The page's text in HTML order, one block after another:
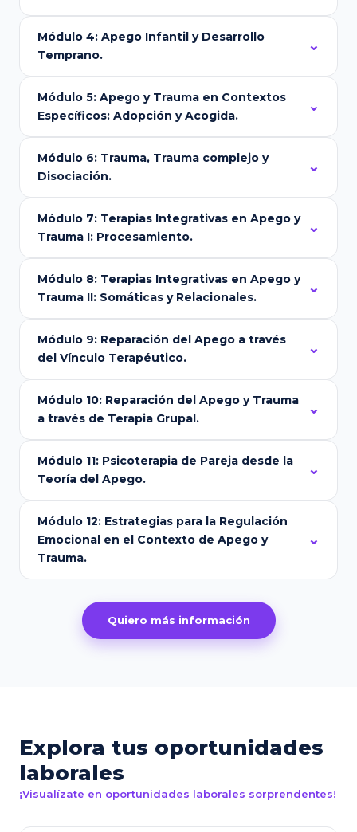
Módulo 4: Apego Infantil y Desarrollo
Temprano.
Módulo 5: Apego y Trauma en Contextos
Específicos: Adopción y Acogida.
Módulo 6: Trauma, Trauma complejo y
Disociación.
Módulo 7: Terapias Integrativas en Apego y
Trauma I: Procesamiento.
Módulo 8: Terapias Integrativas en Apego y
Trauma II: Somáticas y Relacionales.
Módulo 9: Reparación del Apego a través
del Vínculo Terapéutico.
Módulo 10: Reparación del Apego y Trauma
a través de Terapia Grupal.
Módulo 11: Psicoterapia de Pareja desde la
Teoría del Apego.
Módulo 12: Estrategias para la Regulación
Emocional en el Contexto de Apego y
Trauma.
Quiero más información
Explora tus oportunidades
laborales
¡Visualízate en oportunidades laborales sorprendentes!